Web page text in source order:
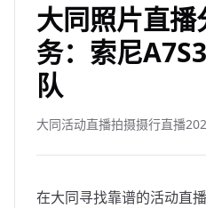
大同照片直
务：索尼
队
大同活动直播拍摄摄行直播
在大同寻找靠谱的活动直